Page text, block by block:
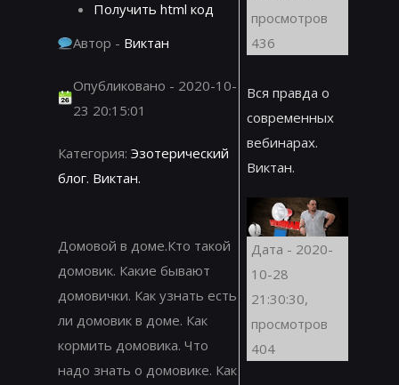
Получить html код
Автор - Виктан
Опубликовано - 2020-10-
23 20:15:01
Категория: Эзотерический
блог. Виктан.
Домовой в доме.Кто такой
домовик. Какие бывают
домовички. Как узнать есть
ли домовик в доме. Как
кормить домовика. Что
надо знать о домовике. Как
просмотров
436
Вся правда о
современных
вебинарах.
Виктан.
Дата - 2020-
10-28
21:30:30,
просмотров
404